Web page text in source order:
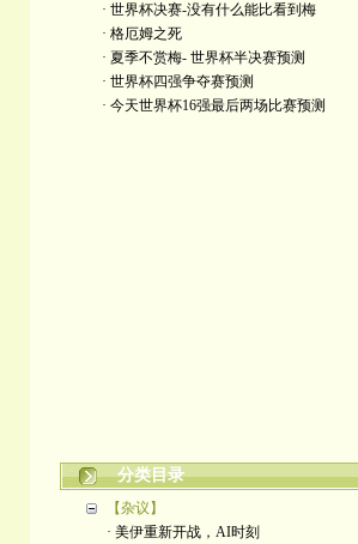
· 世界杯决赛-没有什么能比看到梅
· 格厄姆之死
· 夏季不赏梅- 世界杯半决赛预测
· 世界杯四强争夺赛预测
· 今天世界杯16强最后两场比赛预测
分类目录
【杂议】
· 美伊重新开战，AI时刻